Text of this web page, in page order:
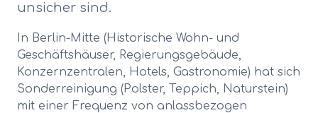
unsicher sind.
In Berlin-Mitte (Historische Wohn- und
Geschäftshäuser, Regierungsgebäude,
Konzernzentralen, Hotels, Gastronomie) hat sich
Sonderreinigung (Polster, Teppich, Naturstein)
mit einer Frequenz von anlassbezogen